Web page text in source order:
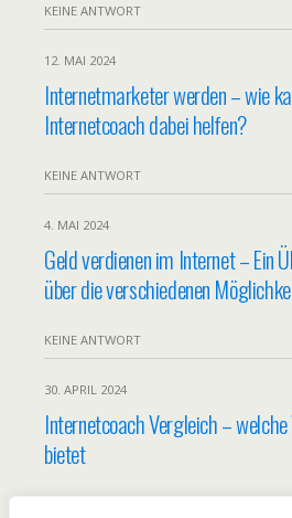
KEINE ANTWORT
12. MAI 2024
Internetmarketer werden – wie
Internetcoach dabei helfen?
KEINE ANTWORT
4. MAI 2024
Geld verdienen im Internet – Ein
über die verschiedenen
KEINE ANTWORT
30. APRIL 2024
Internetcoach Vergleich –
bietet